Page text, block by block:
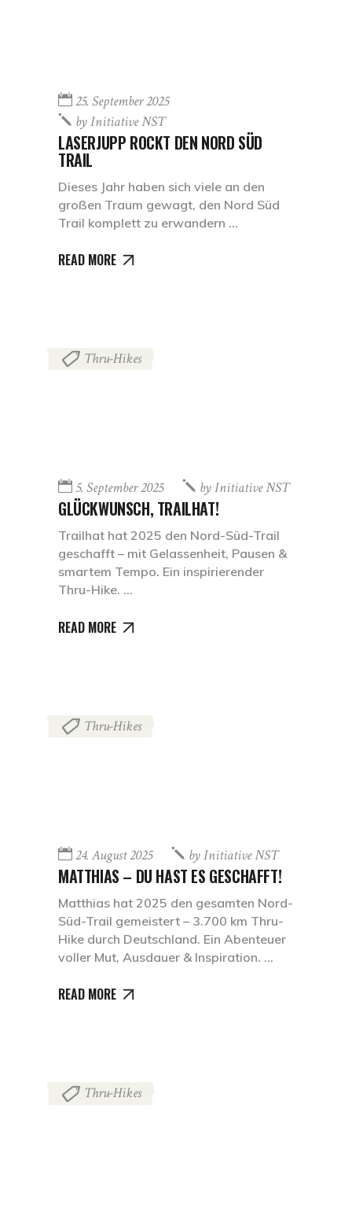
25. September 2025
byInitiative NST
LASERJUPP ROCKT DEN NORD SÜD
TRAIL
Dieses Jahr haben sich viele an den
großen Traum gewagt, den Nord Süd
Trail komplett zu erwandern
READ MORE
Thru-Hikes
5. September 2025 byInitiative NST
GLÜCKWUNSCH, TRAILHAT!
Trailhat hat 2025 den Nord-Süd-Trail
geschafft – mit Gelassenheit, Pausen &
smartem Tempo. Ein inspirierender
Thru-Hike.
READ MORE
Thru-Hikes
24. August 2025 byInitiative NST
MATTHIAS – DU HAST ES GESCHAFFT!
Matthias hat 2025 den gesamten Nord-
Süd-Trail gemeistert – 3.700 km Thru-
Hike durch Deutschland. Ein Abenteuer
voller Mut, Ausdauer & Inspiration.
READ MORE
Thru-Hikes